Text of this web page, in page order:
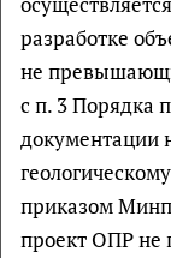
разработке
не
с п. 3 Порядка
документации
приказом
проект ОПР не